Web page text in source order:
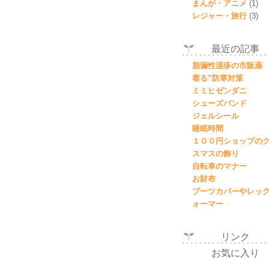
まんが・アニメ (1)
レジャー・旅行 (3)
最近の記事
脂漏性湿疹の市販薬
着る”防寒対策
ミミヒゼンダニ
シューズバンド
ジェルシール
睡眠時間
１００円ショップの
スマスの飾り
自転車のマナー
お財布
ブーツカバーやレッ
ォーマー
リンク
お気に入り